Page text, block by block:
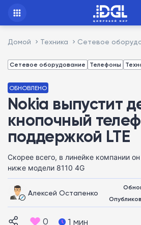
Домой Техника Сетевое
Сетевое оборудование Телефоны
ОБНОВЛЕНО
Nokia выпустит
кнопочный
поддержкой LTE
Скорее всего, в линейке компании
ниже модели 8110 4G
Алексей Остапенко
0 1 мин